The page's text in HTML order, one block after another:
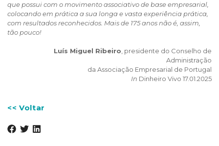
que possui com o movimento associativo de base empresarial,
colocando em prática a sua longa e vasta experiência prática,
com resultados reconhecidos. Mais de 175 anos não é, assim,
tão pouco!
Luís Miguel Ribeiro , presidente do Conselho de
Administração
da Associação Empresarial de Portugal
In Dinheiro Vivo 17.01.2025
<< Voltar